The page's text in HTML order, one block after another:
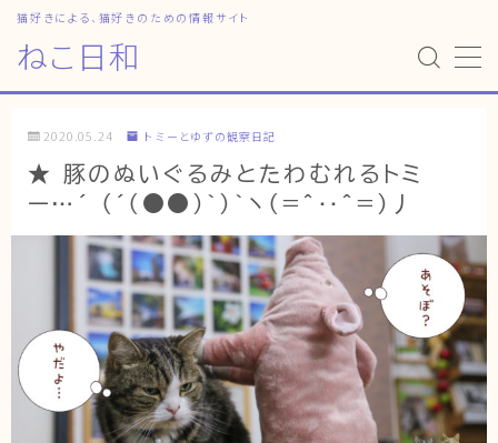
ねこ日和
猫好きによる、猫好きのための情報サイト
MENU
どっちがいい？
猫暮らしの平均
猫のなぜ？
ゆずとシンバの日常
ねこの部屋
2020.05.24 トミーとゆずの観察日記
★ 豚のぬいぐるみとたわむれるトミ
ー…´ (´(●●)｀)｀ヽ(=^‥^=)丿